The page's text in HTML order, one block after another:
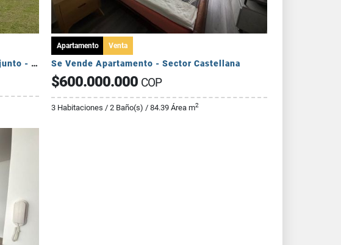
Se Vende Casa Campestre Fuera de Conjunto - Sector Av Centenario
Apartamento Venta
Se Vende Apartamento - Sector Castellana
$600.000.000 COP
3 Habitaciones / 2 Baño(s) / 84.39 Área m2